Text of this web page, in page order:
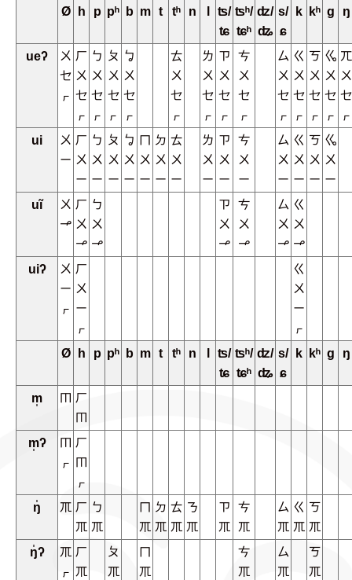
Ø
h p pʰ b m t tʰ n
ʦ/
ʨ
ʦʰ/
ʨʰ
ʣ/
ʥ
s/
ɕ
k kʰ g ŋ
ueʔ
ㄨ
ㆤ
ㆷ
ㄏ
ㄨ
ㆤ
ㆷ
ㄅ
ㄨ
ㆤ
ㆷ
ㄆ
ㄨ
ㆤ
ㆷ
ㆠ
ㄨ
ㆤ
ㆷ
ㄊ
ㄨ
ㆤ
ㆷ
ㄌ
ㄨ
ㆤ
ㆷ
ㄗ
ㄨ
ㆤ
ㆷ
ㄘ
ㄨ
ㆤ
ㆷ
ㄙ
ㄨ
ㆤ
ㆷ
ㄍ
ㄨ
ㆤ
ㆷ
ㄎ
ㄨ
ㆤ
ㆷ
ㆣ
ㄨ
ㆤ
ㆷ
ㄫ
ㄨ
ㆤ
ㆷ
ui
ㄨ
ㄧ
ㄏ
ㄨ
ㄧ
ㄅ
ㄨ
ㄧ
ㄆ
ㄨ
ㄧ
ㆠ
ㄨ
ㄧ
ㄇ
ㄨ
ㄧ
ㄉ
ㄨ
ㄧ
ㄊ
ㄨ
ㄧ
ㄌ
ㄨ
ㄧ
ㄗ
ㄨ
ㄧ
ㄘ
ㄨ
ㄧ
ㄙ
ㄨ
ㄧ
ㄍ
ㄨ
ㄧ
ㄎ
ㄨ
ㄧ
ㆣ
ㄨ
ㄧ
uĩ
ㄨ
ㆪ
ㄏ
ㄨ
ㆪ
ㄅ
ㄨ
ㆪ
ㄗ
ㄨ
ㆪ
ㄘ
ㄨ
ㆪ
ㄙ
ㄨ
ㆪ
ㄍ
ㄨ
ㆪ
uiʔ
ㄨ
ㄧ
ㆷ
ㄏ
ㄨ
ㄧ
ㆷ
ㄍ
ㄨ
ㄧ
ㆷ
Ø
h p pʰ b m t tʰ n
ʦ/
ʨ
ʦʰ/
ʨʰ
ʣ/
ʥ
s/
ɕ
k kʰ g ŋ
m̩ ㆬ ㄏ
ㆬ
m̩ʔ
ㆬ
ㆷ
ㄏ
ㆬ
ㆷ
ŋ̍
ㆭ ㄏ
ㆭ
ㄅ
ㆭ
ㄇ
ㆭ
ㄉ
ㆭ
ㄊ
ㆭ
ㄋ
ㆭ
ㄗ
ㆭ
ㄘ
ㆭ
ㄙ
ㆭ
ㄍ
ㆭ
ㄎ
ㆭ
ŋ̍ʔ
ㆭ
ㆷ
ㄏ
ㆭ
ㄆ
ㆭ
ㄇ
ㆭ
ㄘ
ㆭ
ㄙ
ㆭ
ㄎ
ㆭ